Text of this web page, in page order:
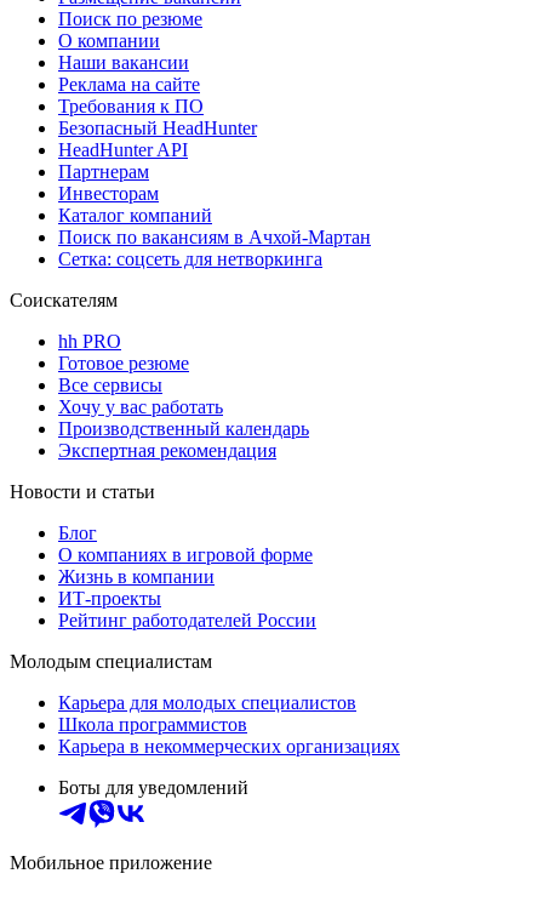
Поиск по резюме
О компании
Наши вакансии
Реклама на сайте
Требования к ПО
Безопасный HeadHunter
HeadHunter API
Партнерам
Инвесторам
Каталог компаний
Поиск по вакансиям в Ачхой-Мартан
Сетка: соцсеть для нетворкинга
Соискателям
hh PRO
Готовое резюме
Все сервисы
Хочу у вас работать
Производственный календарь
Экспертная рекомендация
Новости и статьи
Блог
О компаниях в игровой форме
Жизнь в компании
ИТ-проекты
Рейтинг работодателей России
Молодым специалистам
Карьера для молодых специалистов
Школа программистов
Карьера в некоммерческих организациях
Боты для уведомлений
Мобильное приложение